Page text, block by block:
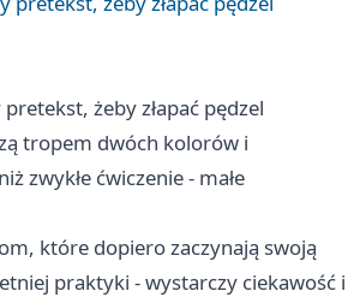
żeby złapać pędzel
tropem dwóch kolorów i
zwykłe ćwiczenie - małe
które dopiero zaczynają swoją
praktyki - wystarczy ciekawość i